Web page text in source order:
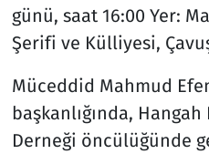
günü, saat 16:00 Yer:
Şerifi ve Külliyesi,
Müceddid Mahmud
başkanlığında,
Derneği öncülüğünde